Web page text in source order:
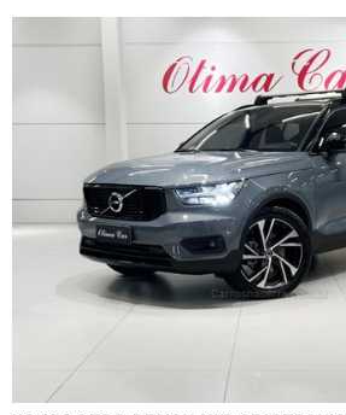
Limpar todos os filtros